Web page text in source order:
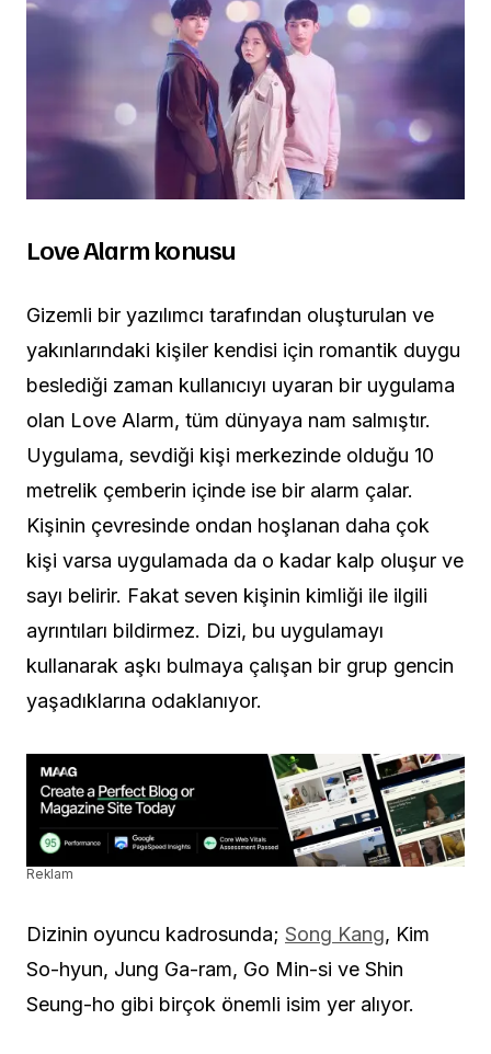
Love Alarm konusu
Gizemli bir yazılımcı tarafından oluşturulan ve
yakınlarındaki kişiler kendisi için romantik duygu
beslediği zaman kullanıcıyı uyaran bir uygulama
olan Love Alarm, tüm dünyaya nam salmıştır.
Uygulama, sevdiği kişi merkezinde olduğu 10
metrelik çemberin içinde ise bir alarm çalar.
Kişinin çevresinde ondan hoşlanan daha çok
kişi varsa uygulamada da o kadar kalp oluşur ve
sayı belirir. Fakat seven kişinin kimliği ile ilgili
ayrıntıları bildirmez. Dizi, bu uygulamayı
kullanarak aşkı bulmaya çalışan bir grup gencin
yaşadıklarına odaklanıyor.
Reklam
Dizinin oyuncu kadrosunda; Song Kang, Kim
So-hyun, Jung Ga-ram, Go Min-si ve Shin
Seung-ho gibi birçok önemli isim yer alıyor.